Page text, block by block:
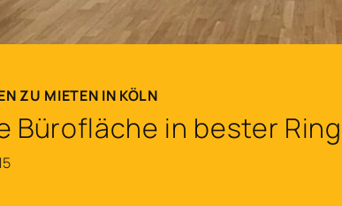
ZU MIETEN IN KÖLN
Bürofläche in bester